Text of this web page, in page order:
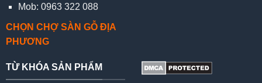
Mob: 0963 322 088
CHỌN CHỢ SÀN GỖ ĐỊA
PHƯƠNG
TỪ KHÓA SẢN PHẨM